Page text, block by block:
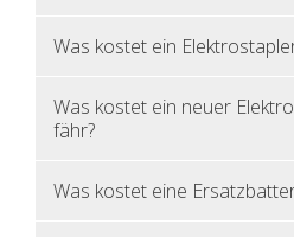
Was kos­tet ein
Was kos­tet ein neuer
fähr?
Was kos­tet eine